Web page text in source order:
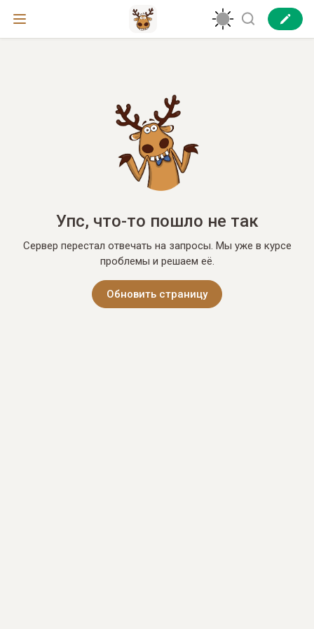
Упс, что-то пошло не так
Сервер перестал отвечать на запросы. Мы уже в курсе
проблемы и решаем её.
Обновить страницу